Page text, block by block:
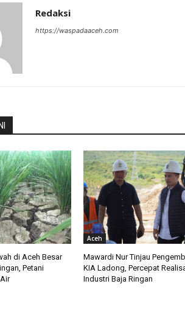
Redaksi
https://waspadaaceh.com
di Aceh Besar
Petani
Aceh
Mawardi Nur Tinjau
KIA Ladong, Percepat
Industri Baja Ringan